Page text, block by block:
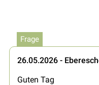
Frage
26.05.2026 -
Guten Tag